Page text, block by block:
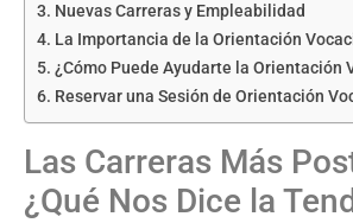
Nuevas Carreras y Empleabilidad
La Importancia de la Orientación
¿Cómo Puede Ayudarte la Orientación
Reservar una Sesión de Orientación
Las Carreras Más
¿Qué Nos Dice la